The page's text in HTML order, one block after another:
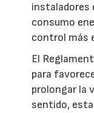
instaladores
consumo
control más
El
para
prolongar la
sentido,